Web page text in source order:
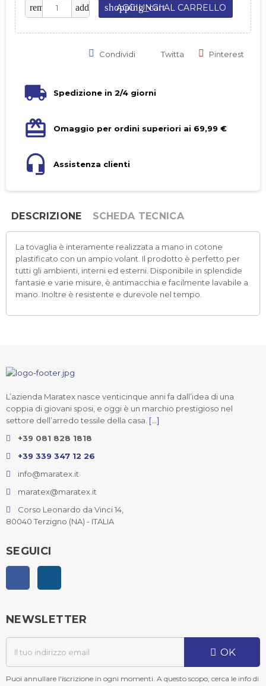
remove add shopping_cart
AGGIUNGI AL CARRELLO
Condividi Twitta Pinterest
Spedizione in 2/4 giorni
Omaggio per ordini superiori ai 69,99 €
Assistenza clienti
DESCRIZIONE SCHEDA TECNICA
La tovaglia è interamente realizzata a mano in cotone
plastificato con un ampio volant. Il prodotto è perfetto per
tutti gli ambienti, interni ed esterni. Disponibile in splendide
fantasie e varie misure, è antimacchia e facilmente lavabile a
mano. Inoltre è resistente e durevole nel tempo.
L’azienda Maratex nasce venticinque anni fa dall’idea di una
coppia di giovani sposi, e oggi è un marchio prestigioso nel
settore dell’arredo tessile della casa. [...]
+39 081 828 1818
+39 339 347 12 26
info@maratex.it
maratex@maratex.it
Corso Leonardo da Vinci 14,
80040 Terzigno (NA) - ITALIA
SEGUICI
NEWSLETTER
OK
Puoi annullare l'iscrizione in ogni momenti. A questo scopo, cerca le info di